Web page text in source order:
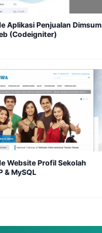
Aplikasi Penjualan Dimsum
(Codeigniter)
Website Profil Sekolah
& MySQL